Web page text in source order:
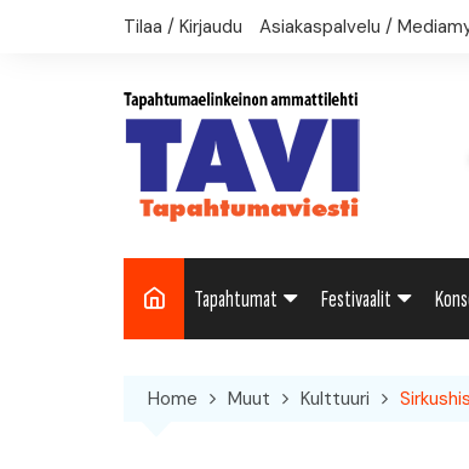
Tilaa / Kirjaudu Asiakaspalvelu /
Tapahtumat Festivaalit
Home Muut Kulttuuri